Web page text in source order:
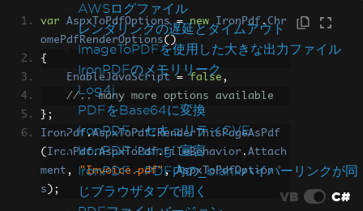
AWSログファイル
レンダリングの遅延とタイムアウト
ImageToPDFを使用した大きな出力ファイル
IronPDFのメモリリーク
Log4j
PDFをBase64に変換
IronPDF - セキュリティCVE
IronPDF 'using' 宣言
IronPDF - PDF内の_blankハイパーリンクが同
じブラウザタブで開く
var AspxToPdfOptions = new IronPdf .Chr
omePdfRenderOptions()
{
EnableJavaScript
= false ,
//.. many more options available
};
IronPdf.AspxToPdf. RenderThisPageAsPdf
( IronPdf.AspxToPdf.FileBehavior . Attach
ment , "Invoice.pdf" ,
AspxToPdfOption
s ); VB C#